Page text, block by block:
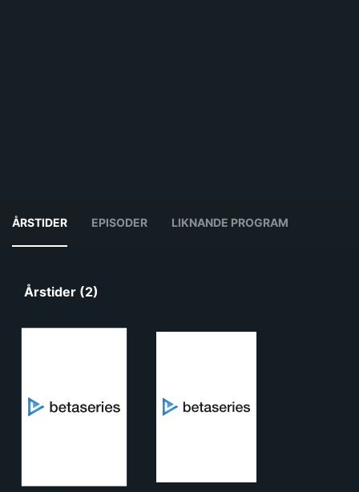
ÅRSTIDER EPISODER LIKNANDE PROGRAM
Årstider (2)